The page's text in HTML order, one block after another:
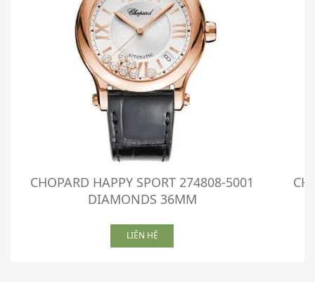
CHOPARD HAPPY SPORT 274808-5001
DIAMONDS 36MM
LIÊN HỆ